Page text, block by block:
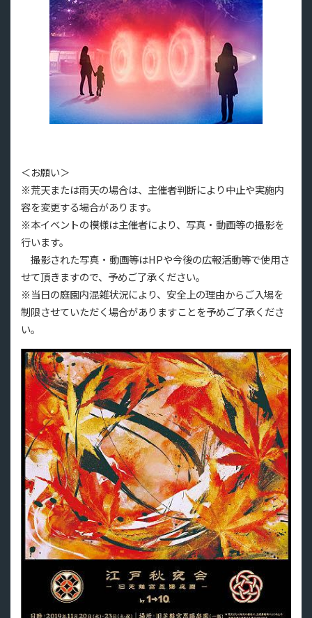
＜お願い＞
※荒天または雨天の場合は、主催者判断により中止や実施内
容を変更する場合があります。
※本イベントの模様は主催者により、写真・動画等の撮影を
行います。
撮影された写真・動画等はHPや今後の広報活動等で使用さ
せて頂きますので、予めご了承ください。
※当日の庭園内混雑状況により、安全上の理由からご入場を
制限させていただく場合がありますことを予めご了承くださ
い。